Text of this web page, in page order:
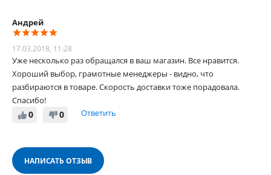
Андрей
17.03.2018, 11:28
Уже несколько раз обращался в ваш магазин. Все нравится.
Хороший выбор, грамотные менеджеры - видно, что
разбираются в товаре. Скорость доставки тоже порадовала.
Спасибо!
0
0 Ответить
НАПИСАТЬ ОТЗЫВ